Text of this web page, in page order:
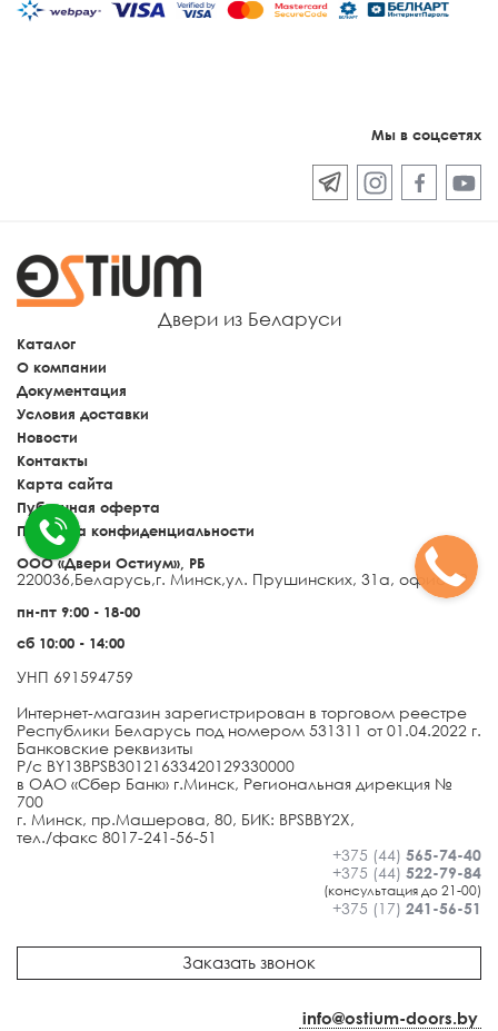
Мы в соцсетях
Двери из Беларуси
Каталог
О компании
Документация
Условия доставки
Новости
Контакты
Карта сайта
Публичная оферта
Политика конфиденциальности
ООО «Двери Остиум», РБ
220036,Беларусь,г. Минск,ул. Прушинских, 31а, офис 29
пн-пт 9:00 - 18-00
сб 10:00 - 14:00
УНП 691594759
Интернет-магазин зарегистрирован в торговом реестре
Республики Беларусь под номером 531311 от 01.04.2022 г.
Банковские реквизиты
Р/с BY13BPSB30121633420129330000
в ОАО «Сбер Банк» г.Минск, Региональная дирекция №
700
г. Минск, пр.Машерова, 80, БИК: BPSBBY2X,
тел./факс 8017-241-56-51
+375 (44) 565-74-40
+375 (44) 522-79-84
(консультация до 21-00)
+375 (17) 241-56-51
Заказать звонок
info@ostium-doors.by